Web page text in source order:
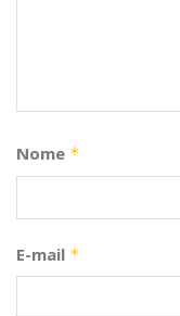
Nome *
E-mail *